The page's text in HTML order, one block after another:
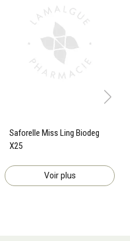
Saforelle Miss Ling Biodeg
X25
Voir plus